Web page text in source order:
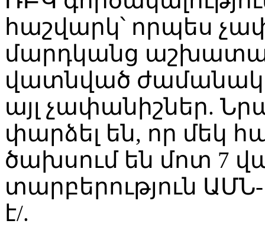
հաշվարկ՝ որպես
մարդկանց
վատնված
այլ չափանիշներ.
փարձել են, որ մեկ
ծախսում են մոտ 7
տարբերություն
է/.